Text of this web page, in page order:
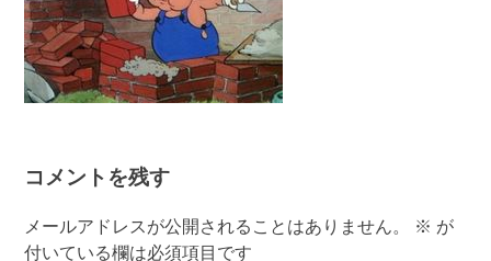
コメントを残す
メールアドレスが公開されることはありません。 ※ が
付いている欄は必須項目です